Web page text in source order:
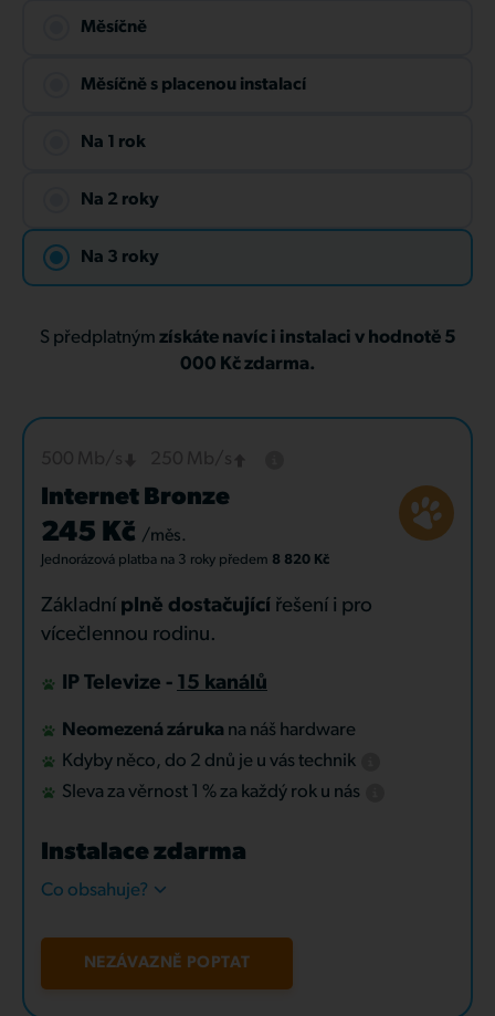
Měsíčně
Měsíčně s placenou instalací
Na 1 rok
Na 2 roky
Na 3 roky
S předplatným získáte navíc i instalaci v hodnotě 5
000 Kč zdarma.
Internet Bronze
245 Kč /měs.
Jednorázová platba na 3 roky předem 8 820 Kč
Základní plně dostačující řešení i pro
vícečlennou rodinu.
IP Televize - 15 kanálů
Neomezená záruka na náš hardware
Kdyby něco, do 2 dnů je u vás technik
Sleva za věrnost 1 % za každý rok u nás
Instalace zdarma
Co obsahuje?
NEZÁVAZNĚ POPTAT